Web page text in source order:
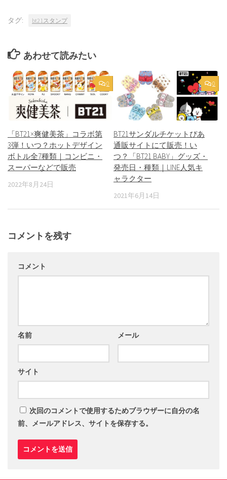
タグ: bt21スタンプ
あわせて読みたい
0
「BT21×爽健美茶」コラボ第
3弾！いつ？ホットデザイン
ボトル全7種類｜コンビニ・
スーパーなどで販売
2022年8月24日
0
BT21サンダルチケットぴあ
通販サイトにて販売！い
つ？「BT21 BABY」グッズ・
発売日・種類｜LINE人気キ
ャラクター
2021年6月14日
コメントを残す
コメント
名前 メール
サイト
次回のコメントで使用するためブラウザーに自分の名
前、メールアドレス、サイトを保存する。